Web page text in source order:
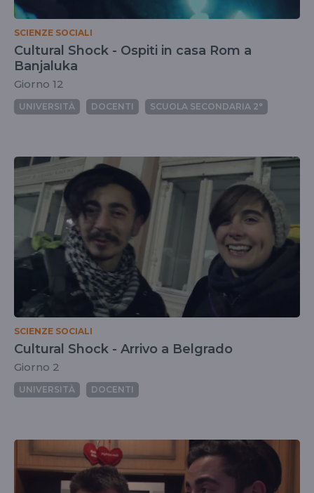
SCIENZE SOCIALI
Cultural Shock - Ospiti in casa Rom a
Banjaluka
Giorno 12
UNIVERSITÀ DOCENTI SCUOLA SECONDARIA 2°
SCIENZE SOCIALI
Cultural Shock - Arrivo a Belgrado
Giorno 2
UNIVERSITÀ DOCENTI